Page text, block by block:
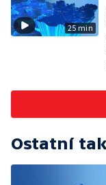
25 min
Ostatní